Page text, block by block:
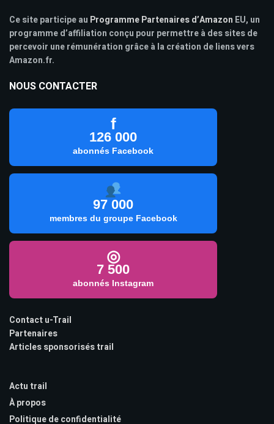
Ce site participe au Programme Partenaires d’Amazon EU, un
programme d’affiliation conçu pour permettre à des sites de
percevoir une rémunération grâce à la création de liens vers
Amazon.fr.
NOUS CONTACTER
f
126 000
abonnés Facebook
97 000
membres du groupe Facebook
◎
7 500
abonnés Instagram
Contact u-Trail
Partenaires
Articles sponsorisés trail
Actu trail
À propos
Politique de confidentialité